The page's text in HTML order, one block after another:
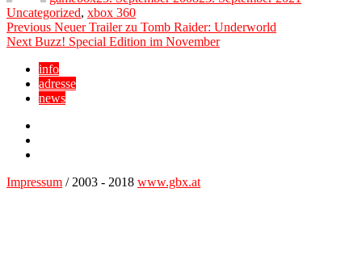
Uncategorized, xbox 360
Beitragsnavigation
Previous Previous
post:
Neuer Trailer zu Tomb Raider: Underworld
Next Next
Buzz! Special Edition im November
info
adresse
news
Impressum / 2003 - 2018 www.gbx.at